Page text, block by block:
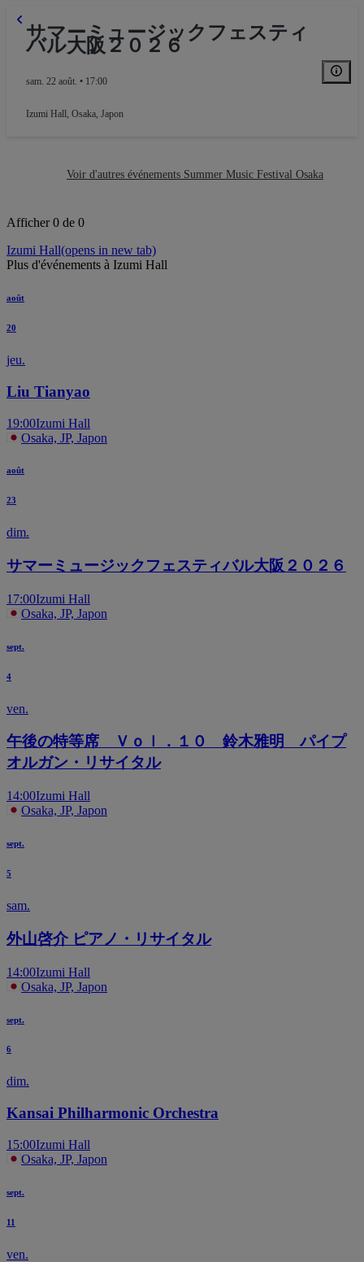
サマーミュージックフェスティ
バル大阪２０２６
sam. 22 août. • 17:00
Izumi Hall, Osaka, Japon
Voir d'autres événements Summer Music Festival Osaka
Afficher 0 de 0
Izumi Hall(opens in new tab)
Plus d'événements à Izumi Hall
août
20
jeu.
Liu Tianyao
19:00Izumi Hall
Osaka, JP, Japon
août
23
dim.
サマーミュージックフェスティバル大阪２０２６
17:00Izumi Hall
Osaka, JP, Japon
sept.
4
ven.
午後の特等席 Ｖｏｌ．１０ 鈴木雅明 パイプ
オルガン・リサイタル
14:00Izumi Hall
Osaka, JP, Japon
sept.
5
sam.
外山啓介 ピアノ・リサイタル
14:00Izumi Hall
Osaka, JP, Japon
sept.
6
dim.
Kansai Philharmonic Orchestra
15:00Izumi Hall
Osaka, JP, Japon
sept.
11
ven.